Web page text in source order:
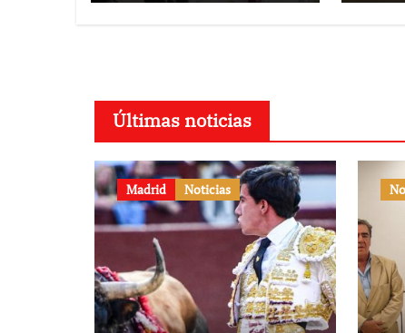
Últimas noticias
Madrid Noticias